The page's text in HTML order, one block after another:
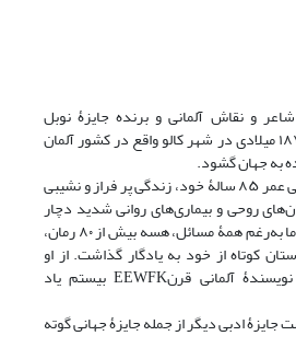
و نقاش آلمانی و برنده جایزۀ نوبل
ادبیات،‌ در دوم ژوئیه ۱۸۷۷ میلادی در شهر کالو واقع در کشور آلمان
به جهان گشود.
او تا سال ۱۹۶۲ زندگی و طی عمر ۸۵ سالۀ خود، زندگی پر فراز و نشیبی
روحی و بیماری‌های روانی شدید دچار
شد و طعم فقر را چشید، اما به‌رغم همۀ مسائل، هسه بیش از ۸۰ رمان،
کوتاه از خود به یادگار گذاشت. از او
به‌عنوان پرخواننده‌ترین نویسندۀ آلمانی قرنEEWFK بیستم یاد
جایزۀ ادبی دیگر از جمله جایزۀ جهانی گوته